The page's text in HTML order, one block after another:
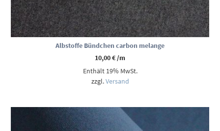
Albstoffe Bündchen carbon melange
10,00€/m
Enthält 19% MwSt.
zzgl.Versand